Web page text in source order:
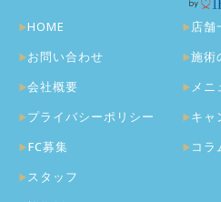
HOME
お問い合わせ
会社概要
プライバシーポリシー
FC募集
店舗
施術
メニ
キャ
コラ
スタッフ